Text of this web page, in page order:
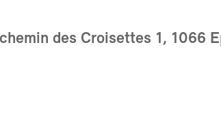
des Croisettes 1, 1066